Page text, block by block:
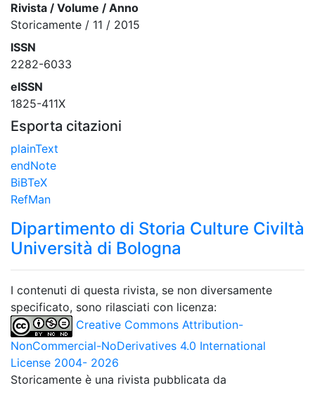
Rivista / Volume / Anno
Storicamente / 11 / 2015
ISSN
2282-6033
eISSN
1825-411X
Esporta citazioni
plainText
endNote
BiBTeX
RefMan
Dipartimento di Storia Culture Civiltà
Università di Bologna
I contenuti di questa rivista, se non diversamente
specificato, sono rilasciati con licenza:
Creative Commons Attribution-
NonCommercial-NoDerivatives 4.0 International
License 2004- 2026
Storicamente è una rivista pubblicata da